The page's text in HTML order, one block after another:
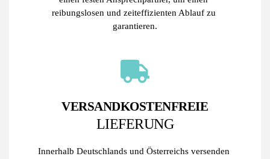
reibungslosen und zeiteffizienten Ablauf zu
garantieren.
VERSANDKOSTENFREIE
LIEFERUNG
Innerhalb Deutschlands und Österreichs versenden